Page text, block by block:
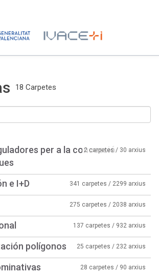
18 Carpetes
per a la concessió2 carpetes / 30 arxius
e I+D 341 carpetes / 2299 arxius
275 carpetes / 2038 arxius
137 carpetes / 932 arxius
polígonos 25 carpetes / 232 arxius
28 carpetes / 90 arxius